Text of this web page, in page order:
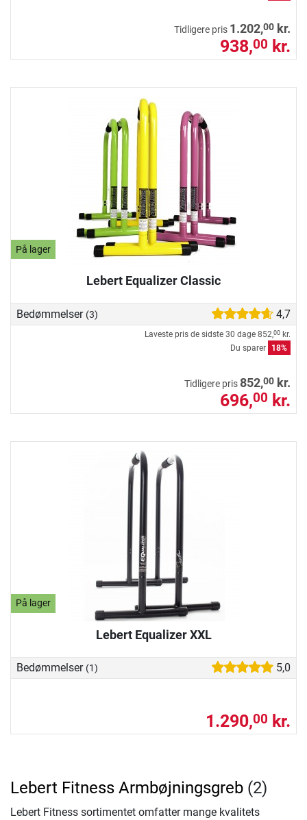
Tidligere pris 1.202,00 kr.
938,00 kr.
På lager
Lebert Equalizer Classic
Bedømmelser (3) 4,7
Laveste pris de sidste 30 dage 852,00 kr.
Du sparer
18%
Tidligere pris852,00 kr.
696,00 kr.
På lager
Lebert Equalizer XXL
Bedømmelser (1) 5,0
1.290,00 kr.
Lebert Fitness Armbøjningsgreb (2)
Lebert Fitness sortimentet omfatter mange kvalitets